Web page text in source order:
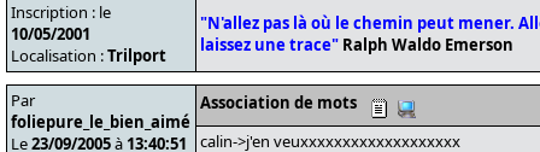
Inscription : le
10/05/2001
Localisation :Trilport
"N'allez pas là où le chemin peut mener.
laissez une trace" Ralph Waldo Emerson
Par
foliepure_le_bien_aimé
Le23/09/2005à 13:40:51
Association de mots
calin->j'en veuxxxxxxxxxxxxxxxxxxx